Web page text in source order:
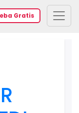
Gratis